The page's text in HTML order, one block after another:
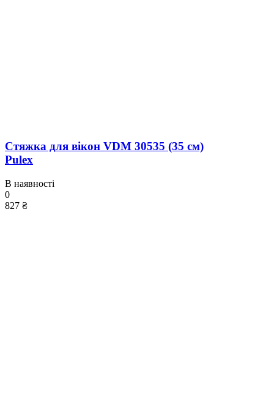
Стяжка для вікон VDM 30535 (35 см)
Pulex
В наявності
0
827 ₴